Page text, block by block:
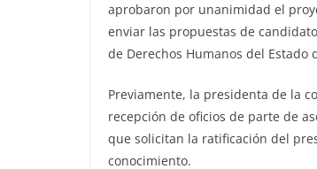
aprobaron por unanimidad el
enviar las propuestas de
de Derechos Humanos del Estado
Previamente, la presidenta de la
recepción de oficios de parte de
que solicitan la ratificación del
conocimiento.